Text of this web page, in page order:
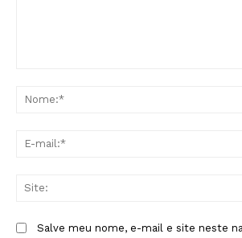
Salve meu nome, e-mail e site neste